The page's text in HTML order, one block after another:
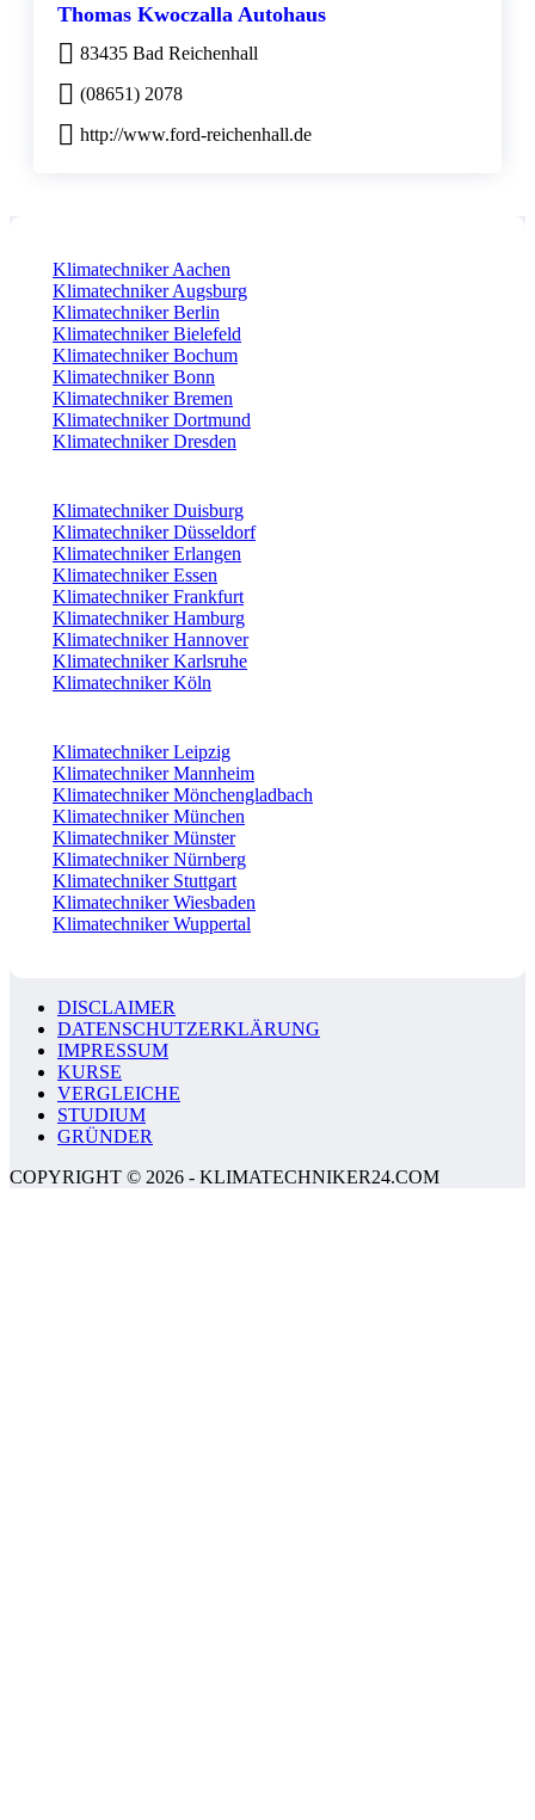
Thomas Kwoczalla Autohaus
83435 Bad Reichenhall
(08651) 2078
http://www.ford-reichenhall.de
Klimatechniker Aachen
Klimatechniker Augsburg
Klimatechniker Berlin
Klimatechniker Bielefeld
Klimatechniker Bochum
Klimatechniker Bonn
Klimatechniker Bremen
Klimatechniker Dortmund
Klimatechniker Dresden
Klimatechniker Duisburg
Klimatechniker Düsseldorf
Klimatechniker Erlangen
Klimatechniker Essen
Klimatechniker Frankfurt
Klimatechniker Hamburg
Klimatechniker Hannover
Klimatechniker Karlsruhe
Klimatechniker Köln
Klimatechniker Leipzig
Klimatechniker Mannheim
Klimatechniker Mönchengladbach
Klimatechniker München
Klimatechniker Münster
Klimatechniker Nürnberg
Klimatechniker Stuttgart
Klimatechniker Wiesbaden
Klimatechniker Wuppertal
DISCLAIMER
DATENSCHUTZERKLÄRUNG
IMPRESSUM
KURSE
VERGLEICHE
STUDIUM
GRÜNDER
COPYRIGHT © 2026 - KLIMATECHNIKER24.COM